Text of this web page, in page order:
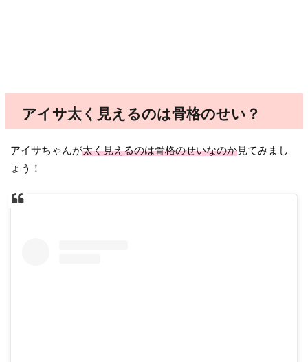
アイサ太く見えるのは骨格のせい？
アイサちゃんが太く見えるのは骨格のせいなのか見てみまし
ょう！